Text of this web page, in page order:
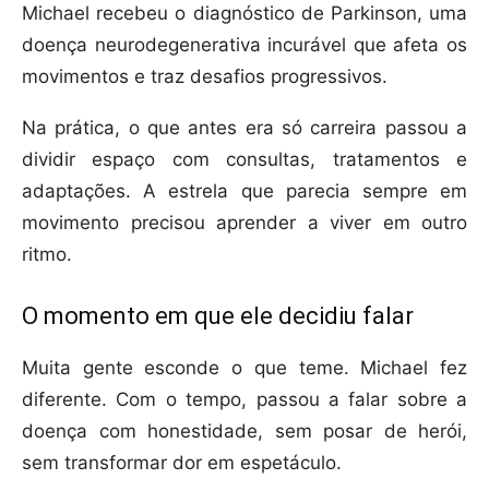
Michael recebeu o diagnóstico de Parkinson, uma
doença neurodegenerativa incurável que afeta os
movimentos e traz desafios progressivos.
Na prática, o que antes era só carreira passou a
dividir espaço com consultas, tratamentos e
adaptações. A estrela que parecia sempre em
movimento precisou aprender a viver em outro
ritmo.
O momento em que ele decidiu falar
Muita gente esconde o que teme. Michael fez
diferente. Com o tempo, passou a falar sobre a
doença com honestidade, sem posar de herói,
sem transformar dor em espetáculo.